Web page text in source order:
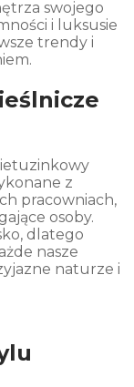
swojego
i luksusie
trendy i
z
pracowniach,
osoby.
dlatego
nasze
naturze i